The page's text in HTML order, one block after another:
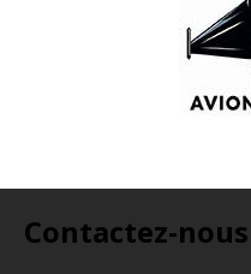
Contactez-nous